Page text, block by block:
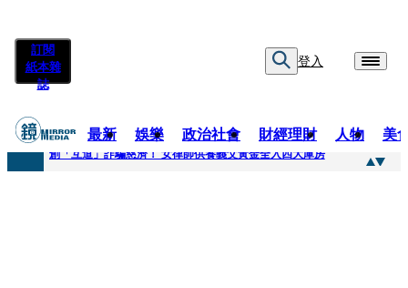
訂閱
紙本雜
誌
登入
最新 娛樂 政治社會 財經理財 人物 美
快訊
創「互道」詐騙慈濟！ 女律師供養義父黃金全入四大庫房